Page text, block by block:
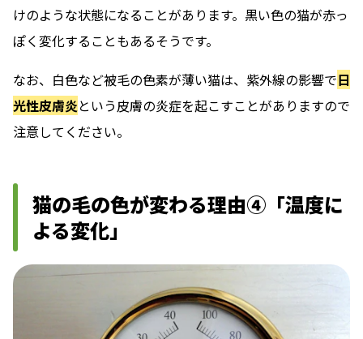
けのような状態になることがあります。黒い色の猫が赤っ
ぽく変化することもあるそうです。
なお、白色など被毛の色素が薄い猫は、紫外線の影響で日
光性皮膚炎という皮膚の炎症を起こすことがありますので
注意してください。
猫の毛の色が変わる理由④「温度に
よる変化」